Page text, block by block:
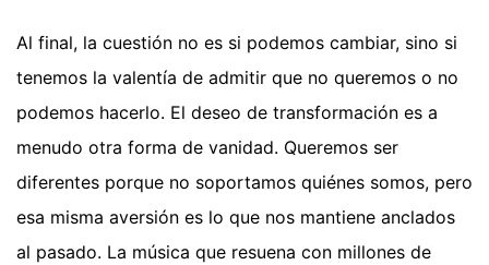
Al final, la cuestión no es si podemos cambiar, sino si
tenemos la valentía de admitir que no queremos o no
podemos hacerlo. El deseo de transformación es a
menudo otra forma de vanidad. Queremos ser
diferentes porque no soportamos quiénes somos, pero
esa misma aversión es lo que nos mantiene anclados
al pasado. La música que resuena con millones de